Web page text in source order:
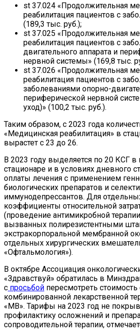
st 37.024 «Продолжительная
реабилитация пациентов с
(189,3 тыс. руб.);
st 37.025 «Продолжительная
реабилитация пациентов с
двигательного аппарата и
нервной системы» (169,8 тыс.
st 37.026 «Продолжительная
реабилитация пациентов с
заболеваниями опорно-
периферической нервной
уход)» (100,2 тыс. руб.).
Таким образом, с 2023 года
«Медицинская реабилитация» в
вырастет с 23 до 26.
В 2023 году выделяется по 20 КСГ в
стационаре и в условиях дневного
оплаты лечения с применением
биологических препаратов и
иммунодепрессантов. Для
коэффициенты относительной
(проведение антимикробной
вызванных полирезистентными
экстракорпоральной мембранной
отдельных хирургических
«Офтальмология»).
В октябре Ассоциация
«Здравствуй» обратилась в
с просьбой пересмотреть
комбинированной лекарственной
«МВ». Тарифы на 2023 год не
профилактику осложнений и
сопроводительной терапии,